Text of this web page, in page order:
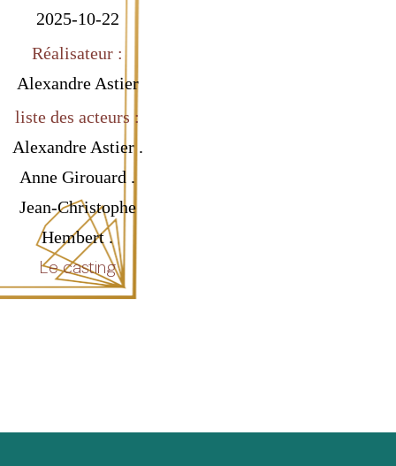
2025-10-22
Réalisateur :
Alexandre Astier
liste des acteurs :
Alexandre Astier .
Anne Girouard .
Jean-Christophe
Hembert .
Le casting